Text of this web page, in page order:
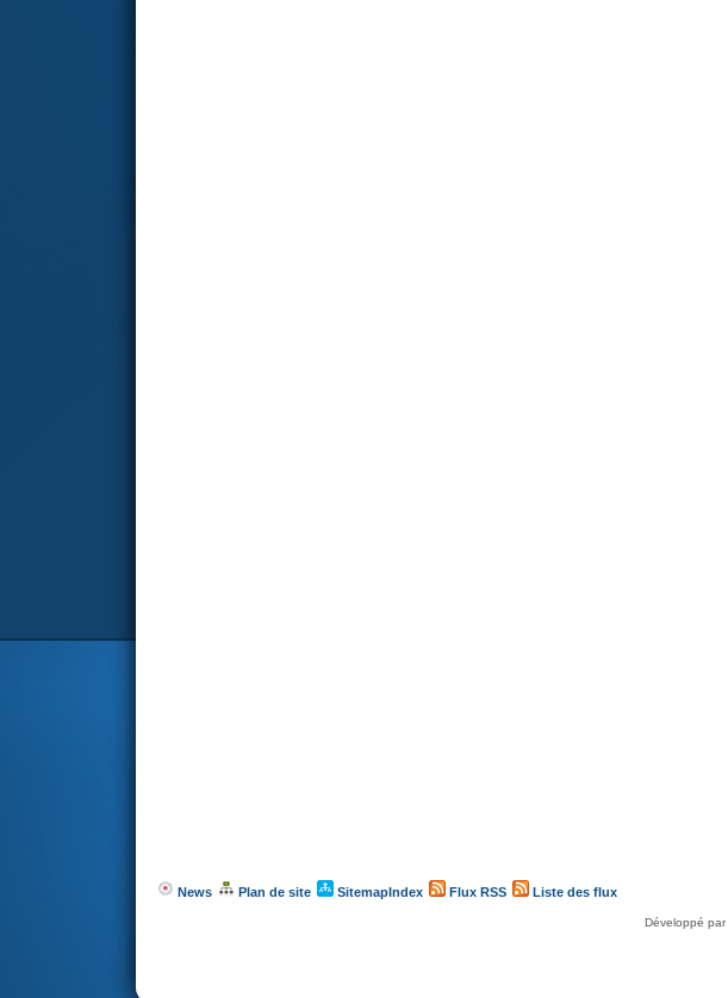
News Plan de site SitemapIndex Flux RSS Liste des flux
Développé par